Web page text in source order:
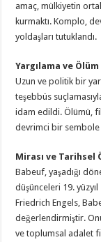
amaç, mülkiyetin
kurmaktı. Komplo,
yoldaşları tutuklandı.
Yargılama ve Ölüm
Uzun ve politik bir
teşebbüs
idam edildi. Ölümü,
devrimci bir
Mirası ve Tarihsel
Babeuf, yaşadığı
düşünceleri 19.
Friedrich Engels,
değerlendirmiştir.
ve toplumsal adalet